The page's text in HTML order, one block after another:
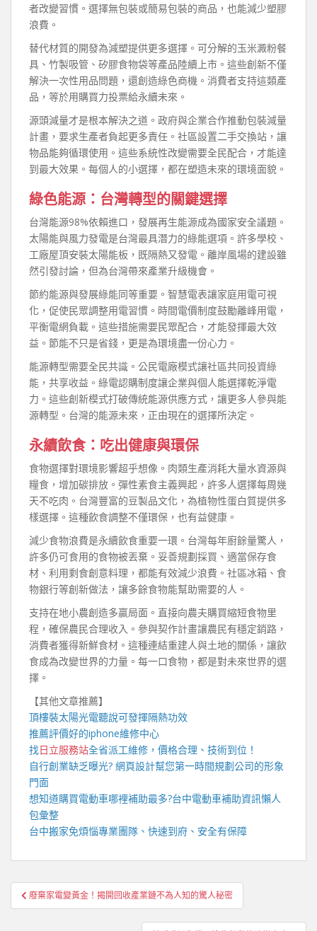
者改變習慣。選擇無包裝或簡易包裝的商品，也能減少塑膠
浪費。
替代材質的開發為減塑提供更多選擇。可分解的玉米澱粉餐
具、竹製吸管、矽膠食物袋等產品陸續上市。這些創新不僅
解決一次性用品問題，還創造綠色商機。消費者支持這類產
品，等於用購買力投票給永續未來。
源頭減量才是根本解決之道。政府與企業合作推動包裝減量
計畫，要求生產者負起更多責任。社區設置二手交換站，讓
物品能夠循環使用。這些系統性改變需要全民配合，才能達
到最大效果。每個人的小選擇，都在塑造未來的環境面貌。
綠色能源：台灣轉型的關鍵選擇
台灣能源98%依賴進口，發展再生能源成為國家安全議題。
太陽能與風力發電是台灣最具潛力的綠能選項。許多學校、
工廠屋頂安裝太陽能板，既隔熱又發電。離岸風場的建設雖
然引發討論，但為台灣帶來產業升級機會。
節約能源與發展綠能同等重要。智慧電表讓家庭用電可視
化，促使民眾調整用電習慣。時間電價制度鼓勵離峰用電，
平衡電網負載。這些措施需要民眾配合，才能發揮最大效
益。節能不只是省錢，更是為環境盡一份心力。
能源轉型需要全民共識。公民電廠模式讓社區共同投資綠
能，共享收益。綠電認購制度讓企業與個人能選擇乾淨電
力。這些創新模式打破傳統能源供應方式，讓更多人參與能
源轉型。台灣的能源未來，正由現在的選擇所決定。
永續飲食：吃出健康與環保
食物選擇對環境影響超乎想像。肉類生產消耗大量水資源與
糧食，增加碳排放。彈性素食主義興起，許多人選擇每周幾
天不吃肉。台灣豐富的豆製品文化，為植物性蛋白質提供多
樣選擇。這種飲食調整不僅環保，也有益健康。
減少食物浪費是永續飲食重要一環。台灣每年廚餘量驚人，
許多仍可食用的食物被丟棄。妥善規劃採買、適當保存食
材、利用剩食創意料理，都能有效減少浪費。社區冰箱、食
物銀行等創新做法，讓多餘食物能幫助需要的人。
支持在地小農創造多贏局面。直接向農夫購買縮短食物里
程，確保農民合理收入。參與契作計畫讓農民有穩定銷路，
消費者獲得新鮮食材。這種連結重建人與土地的關係，讓飲
食成為改變世界的力量。每一口食物，都是對未來世界的選
擇。
【其他文章推薦】
頂樓裝太陽光電聽說可發揮隔熱功效
推薦評價好的iphone維修中心
找日立服務站全省派工維修，價格合理、技術到位！
自行創業缺乏曝光? 網頁設計幫您第一時間規劃公司的形象
門面
想知道購買電動車哪裡補助最多?台中電動車補助資訊懶人
包彙整
台中搬家免煩惱專業團隊、快速到府、安全有保障
文
章
廢棄家電變黃金！揭開回收產業鏈不為人知的驚人秘密